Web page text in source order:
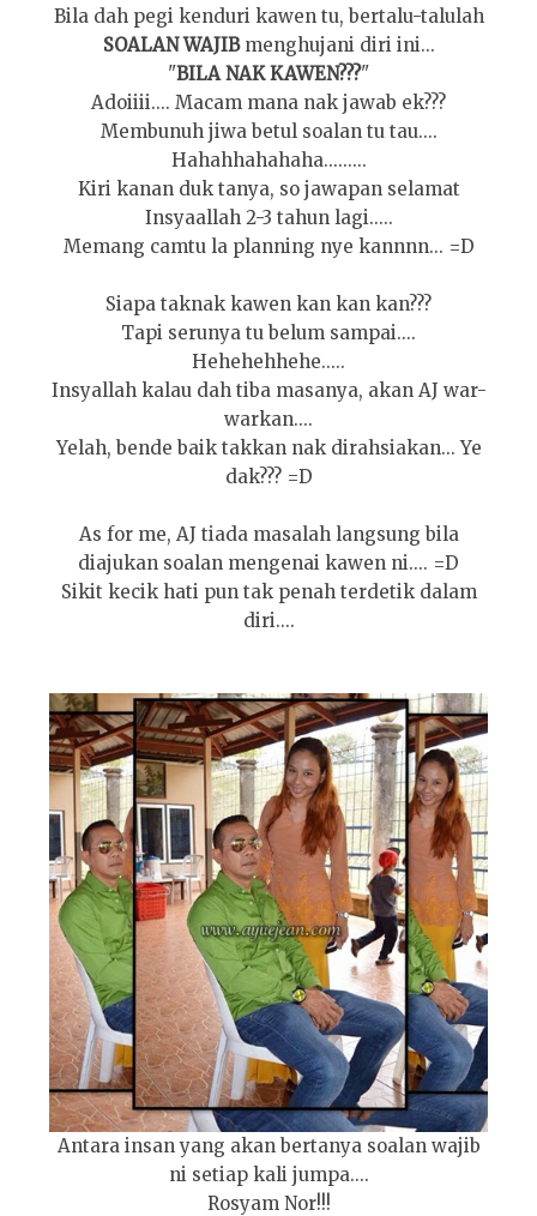
Bila dah pegi kenduri kawen tu, bertalu-talulah
SOALAN WAJIBmenghujani diri ini...
"BILA NAK KAWEN???"
Adoiiii.... Macam mana nak jawab ek???
Membunuh jiwa betul soalan tu tau....
Hahahhahahaha.........
Kiri kanan duk tanya, so jawapan selamat
Insyaallah 2-3 tahun lagi.....
Memang camtu la planning nye kannnn... =D
Siapa taknak kawen kan kan kan???
Tapi serunya tu belum sampai....
Hehehehhehe.....
Insyallah kalau dah tiba masanya, akan AJ war-
warkan....
Yelah, bende baik takkan nak dirahsiakan... Ye
dak??? =D
As for me, AJ tiada masalah langsung bila
diajukan soalan mengenai kawen ni.... =D
Sikit kecik hati pun tak penah terdetik dalam
diri....
Antara insan yang akan bertanya soalan wajib
ni setiap kali jumpa....
Rosyam Nor!!!